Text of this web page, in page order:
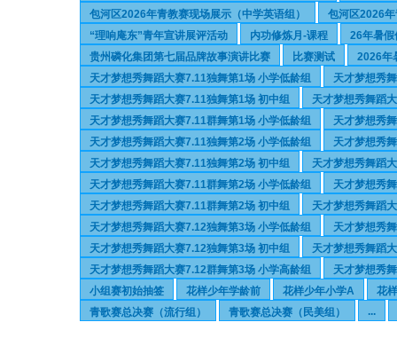
包河区2026年青教赛现场展示（中学英语组）
包河区2026
“理响庵东”青年宣讲展评活动
内功修炼月-课程
26年暑假
贵州磷化集团第七届品牌故事演讲比赛
比赛测试
2026年
天才梦想秀舞蹈大赛7.11独舞第1场 小学低龄组
天才梦想秀
天才梦想秀舞蹈大赛7.11独舞第1场 初中组
天才梦想秀舞蹈
天才梦想秀舞蹈大赛7.11群舞第1场 小学低龄组
天才梦想秀
天才梦想秀舞蹈大赛7.11独舞第2场 小学低龄组
天才梦想秀
天才梦想秀舞蹈大赛7.11独舞第2场 初中组
天才梦想秀舞蹈
天才梦想秀舞蹈大赛7.11群舞第2场 小学低龄组
天才梦想秀
天才梦想秀舞蹈大赛7.11群舞第2场 初中组
天才梦想秀舞蹈
天才梦想秀舞蹈大赛7.12独舞第3场 小学低龄组
天才梦想秀
天才梦想秀舞蹈大赛7.12独舞第3场 初中组
天才梦想秀舞蹈
天才梦想秀舞蹈大赛7.12群舞第3场 小学高龄组
天才梦想秀
小组赛初始抽签
花样少年学龄前 花样少年小学A
花
青歌赛总决赛（流行组）
青歌赛总决赛（民美组） ...